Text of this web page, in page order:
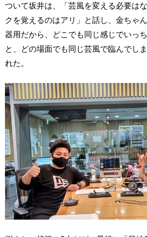
ついて坂井は、「芸風を変える必要は
クを覚えるのはアリ」と話し、金ちゃ
器用だから、どこでも同じ感じでいっ
と、どの場面でも同じ芸風で臨んでし
れた。